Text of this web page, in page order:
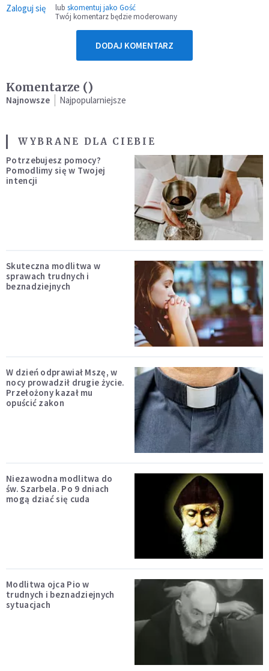
Zaloguj się lub skomentuj jako Gość
Twój komentarz będzie moderowany
DODAJ KOMENTARZ
Komentarze ()
Najnowsze Najpopularniejsze
WYBRANE DLA CIEBIE
Potrzebujesz pomocy?
Pomodlimy się w Twojej
intencji
Skuteczna modlitwa w
sprawach trudnych i
beznadziejnych
W dzień odprawiał Mszę, w
nocy prowadził drugie życie.
Przełożony kazał mu
opuścić zakon
Niezawodna modlitwa do
św. Szarbela. Po 9 dniach
mogą dziać się cuda
Modlitwa ojca Pio w
trudnych i beznadziejnych
sytuacjach